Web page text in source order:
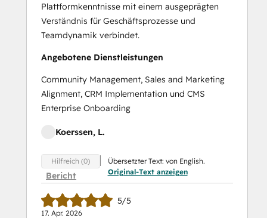
Plattformkenntnisse mit einem ausgeprägten
Verständnis für Geschäftsprozesse und
Teamdynamik verbindet.
Angebotene Dienstleistungen
Community Management, Sales and Marketing
Alignment, CRM Implementation und CMS
Enterprise Onboarding
Koerssen, L.
Hilfreich (0)
Bericht
Übersetzter Text: von English.
Original-Text anzeigen
5/5
17. Apr. 2026